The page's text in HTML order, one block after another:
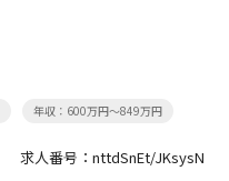
年収：600万円～849万円
求人番号：nttdSnEt/JKsysN